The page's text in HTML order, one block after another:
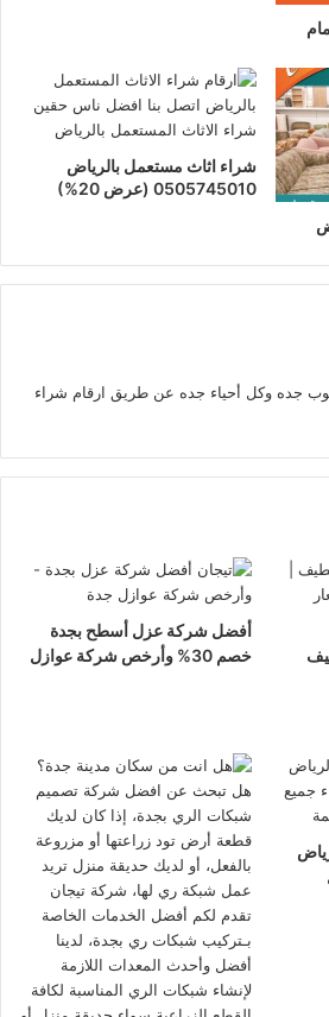
شراء اثاث مستعمل بالرياض
0505745010 (عرض 20%)
جده وكل أحياء جده عن طريق ارقام شراء
أفضل شركة عزل أسطح بجدة
خصم 30% وأرخص شركة عوازل